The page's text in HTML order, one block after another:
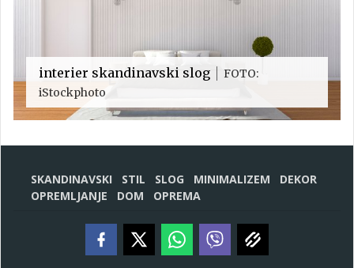
interier skandinavski slog
FOTO:
iStockphoto
SKANDINAVSKI STIL SLOG MINIMALIZEM
DEKOR
OPREMLJANJE
DOM OPREMA